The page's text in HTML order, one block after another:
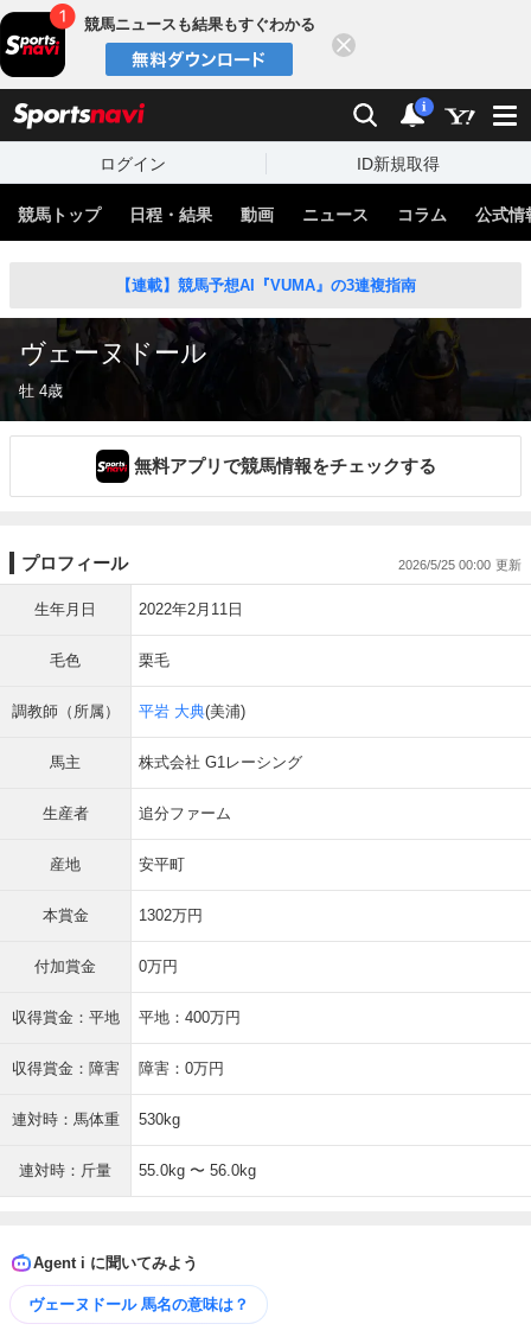
競馬ニュースも結果もすぐわかる
検索 通知
i
ログイン ID新規取得
競馬トップ 日程・結果 動画 ニュース コラム 公式情
【連載】競馬予想AI『VUMA』の3連複指南
ヴェーヌドール
牡 4歳
無料アプリで競馬情報をチェックする
プロフィール 2026/5/25 00:00
生年月日 2022年2月11日
毛色 栗毛
調教師（所属） 平岩 大典(美浦)
馬主 株式会社 G1レーシング
生産者 追分ファーム
産地 安平町
本賞金 1302万円
付加賞金 0万円
収得賞金：平地 平地：400万円
収得賞金：障害 障害：0万円
連対時：馬体重 530kg
連対時：斤量 55.0kg 〜 56.0kg
Agent i に聞いてみよう
ヴェーヌドール 馬名の意味は？